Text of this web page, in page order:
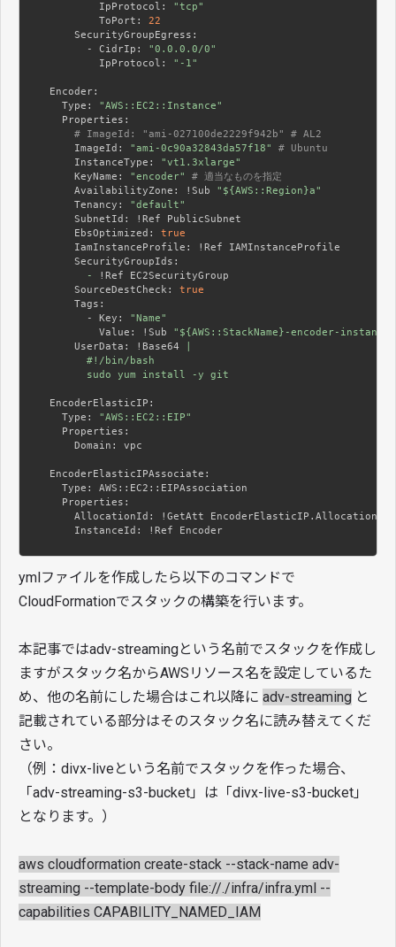
          IpProtocol:
"tcp"
          ToPort:
22
      SecurityGroupEgress:
        - CidrIp:
"0.0.0.0/0"
          IpProtocol:
"-1"
  Encoder:
    Type:
"AWS::EC2::Instance"
    Properties:
# ImageId: "ami-027100de2229f942b" # AL2
      ImageId:
"ami-0c90a32843da57f18"
# Ubuntu
      InstanceType:
"vt1.3xlarge"
      KeyName:
"encoder"
# 適当なものを指定
      AvailabilityZone:
!Sub "${AWS::Region}a"
      Tenancy:
"default"
      SubnetId:
      EbsOptimized:
true
      IamInstanceProfile:
      SecurityGroupIds:
        -
      SourceDestCheck:
true
      Tags:
        - Key:
"Name"
          Value:
!Sub "${AWS::StackName}-encoder-instance"
      UserData:
!Base64
        #!/bin/bash
        sudo yum install -y git
  EncoderElasticIP:
    Type:
"AWS::EC2::EIP"
    Properties:
      Domain:
vpc
  EncoderElasticIPAssociate:
    Type:
    Properties:
      AllocationId:
      InstanceId:
!Ref Encoder
ymlファイルを作成したら以下のコマンドで
CloudFormationでスタックの構築を行います。
本記事ではadv-streamingという名前でスタックを作成し
ますがスタック名からAWSリソース名を設定しているた
め、他の名前にした場合はこれ以降に adv-streaming と
記載されている部分はそのスタック名に読み替えてくだ
さい。
（例：divx-liveという名前でスタックを作った場合、
「adv-streaming-s3-bucket」は「divx-live-s3-bucket」
となります。）
aws cloudformation create-stack --stack-name adv-
streaming --template-body file://./infra/infra.yml --
capabilities CAPABILITY_NAMED_IAM